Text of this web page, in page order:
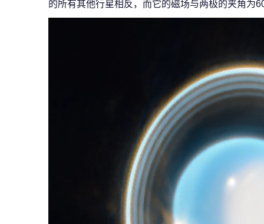
的所有其他行星相反，而它的磁场与两极的夹角为